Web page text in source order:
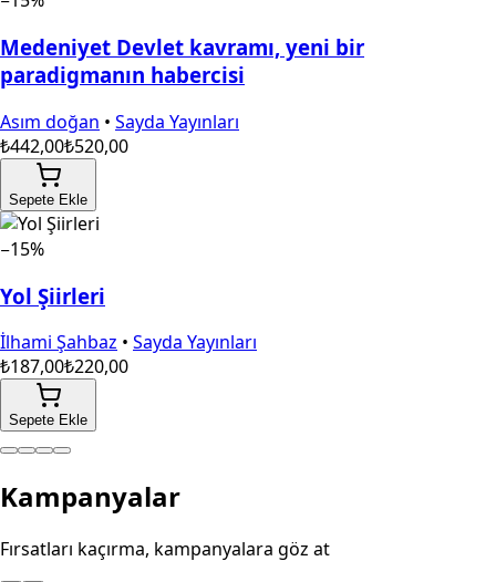
Medeniyet Devlet kavramı, yeni bir
paradigmanın habercisi
Asım doğan • Sayda Yayınları
₺442,00₺520,00
Sepete Ekle
−15%
Yol Şiirleri
İlhami Şahbaz • Sayda Yayınları
₺187,00₺220,00
Sepete Ekle
Kampanyalar
Fırsatları kaçırma, kampanyalara göz at